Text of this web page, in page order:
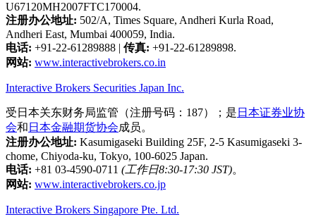
U67120MH2007FTC170004.
注册办公地址: 502/A, Times Square, Andheri Kurla Road,
Andheri East, Mumbai 400059, India.
电话: +91-22-61289888 | 传真: +91-22-61289898.
网站: www.interactivebrokers.co.in
Interactive Brokers Securities Japan Inc.
受日本关东财务局监管（注册号码：187）；是 日本证券业协
会和 日本金融期货协会成员。
注册办公地址: Kasumigaseki Building 25F, 2-5 Kasumigaseki 3-
chome, Chiyoda-ku, Tokyo, 100-6025 Japan.
电话: +81 03-4590-0711 (工作日8:30-17:30 JST)。
网站: www.interactivebrokers.co.jp
Interactive Brokers Singapore Pte. Ltd.